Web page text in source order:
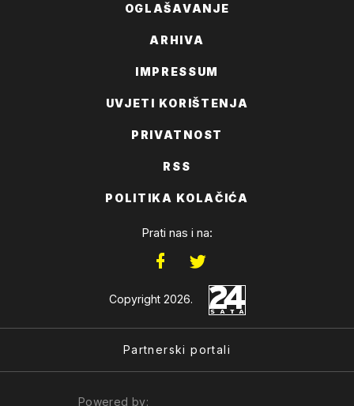
OGLAŠAVANJE
ARHIVA
IMPRESSUM
UVJETI KORIŠTENJA
PRIVATNOST
RSS
POLITIKA KOLAČIĆA
Prati nas i na:
Copyright 2026.
Partnerski portali
Powered by: